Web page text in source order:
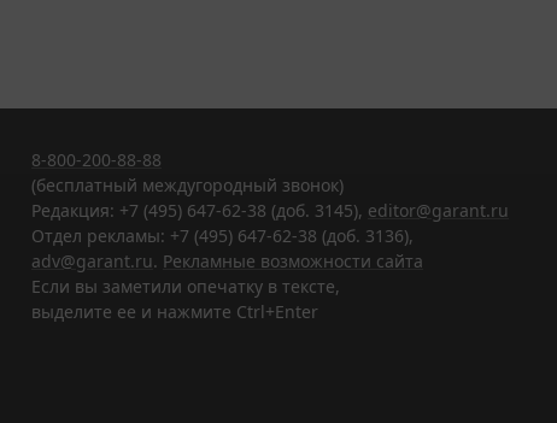
8-800-200-88-88
(бесплатный междугородный звонок)
Редакция: +7 (495) 647-62-38 (доб. 3145), editor@garant.ru
Отдел рекламы: +7 (495) 647-62-38 (доб. 3136),
adv@garant.ru. Рекламные возможности сайта
Если вы заметили опечатку в тексте,
выделите ее и нажмите Ctrl+Enter